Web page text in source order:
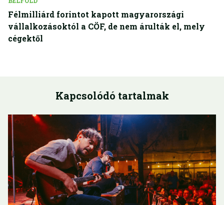
Félmilliárd forintot kapott magyarországi
vállalkozásoktól a CÖF, de nem árulták el, mely
cégektől
Kapcsolódó tartalmak